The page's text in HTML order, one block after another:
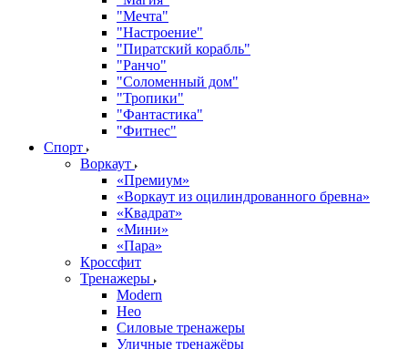
"Мечта"
"Настроение"
"Пиратский корабль"
"Ранчо"
"Соломенный дом"
"Тропики"
"Фантастика"
"Фитнес"
Спорт
Воркаут
«Премиум»
«Воркаут из оцилиндрованного бревна»
«Квадрат»
«Мини»
«Пара»
Кроссфит
Тренажеры
Modern
Нео
Силовые тренажеры
Уличные тренажёры